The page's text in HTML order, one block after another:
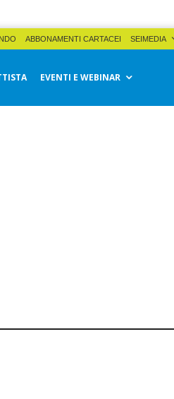
ABBONAMENTI CARTACEI SEIMEDIA
EVENTI E WEBINAR